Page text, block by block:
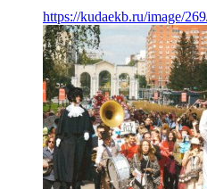
https://kudaekb.ru/image/